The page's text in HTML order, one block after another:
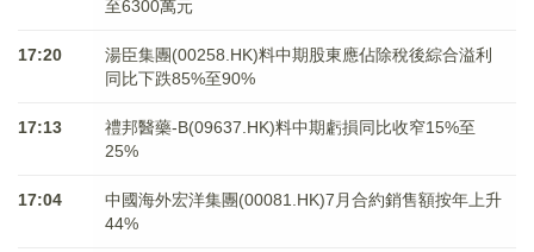
至6300萬元
17:20
湯臣集團(00258.HK)料中期股東應佔除稅後綜合溢利
同比下跌85%至90%
17:13
禮邦醫藥-B(09637.HK)料中期虧損同比收窄15%至
25%
17:04
中國海外宏洋集團(00081.HK)7月合約銷售額按年上升
44%